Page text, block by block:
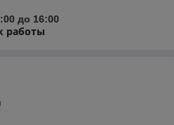
до 16:00
работы